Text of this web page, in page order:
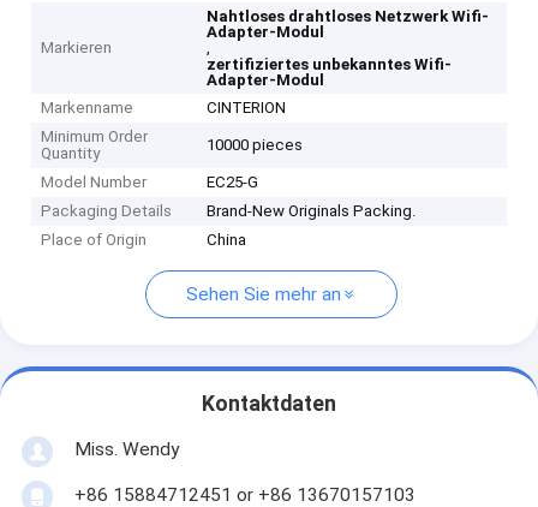
Markieren
Nahtloses drahtloses Netzwerk Wifi-
Adapter-Modul
,
zertifiziertes unbekanntes Wifi-
Adapter-Modul
Markenname
CINTERION
Minimum Order
Quantity
10000 pieces
Model Number
EC25-G
Packaging Details
Brand-New Originals Packing.
Place of Origin
China
Sehen Sie mehr an
Kontaktdaten
Miss. Wendy
+86 15884712451 or +86 13670157103